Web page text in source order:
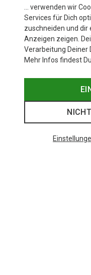
… verwenden wir
Services für Dich
zuschneiden und
Anzeigen zeigen.
Verarbeitung Deiner
Mehr Infos findest